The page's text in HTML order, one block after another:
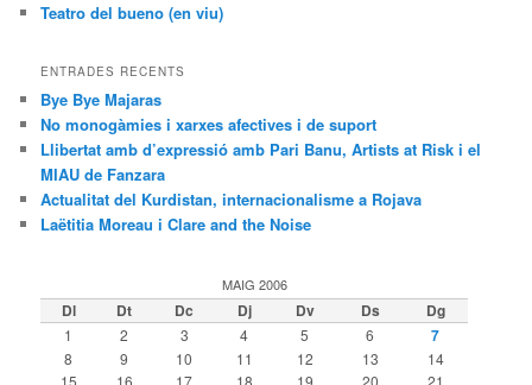
Teatro del bueno (en viu)
ENTRADES RECENTS
Bye Bye Majaras
No monogàmies i xarxes afectives i de suport
Llibertat amb d’expressió amb Pari Banu, Artists at Risk i el
MIAU de Fanzara
Actualitat del Kurdistan, internacionalisme a Rojava
Laëtitia Moreau i Clare and the Noise
MAIG 2006
Dl Dt Dc Dj Dv Ds Dg
1 2 3 4 5 6 7
8 9 10 11 12 13
14
15
16 17 18 19 20
21